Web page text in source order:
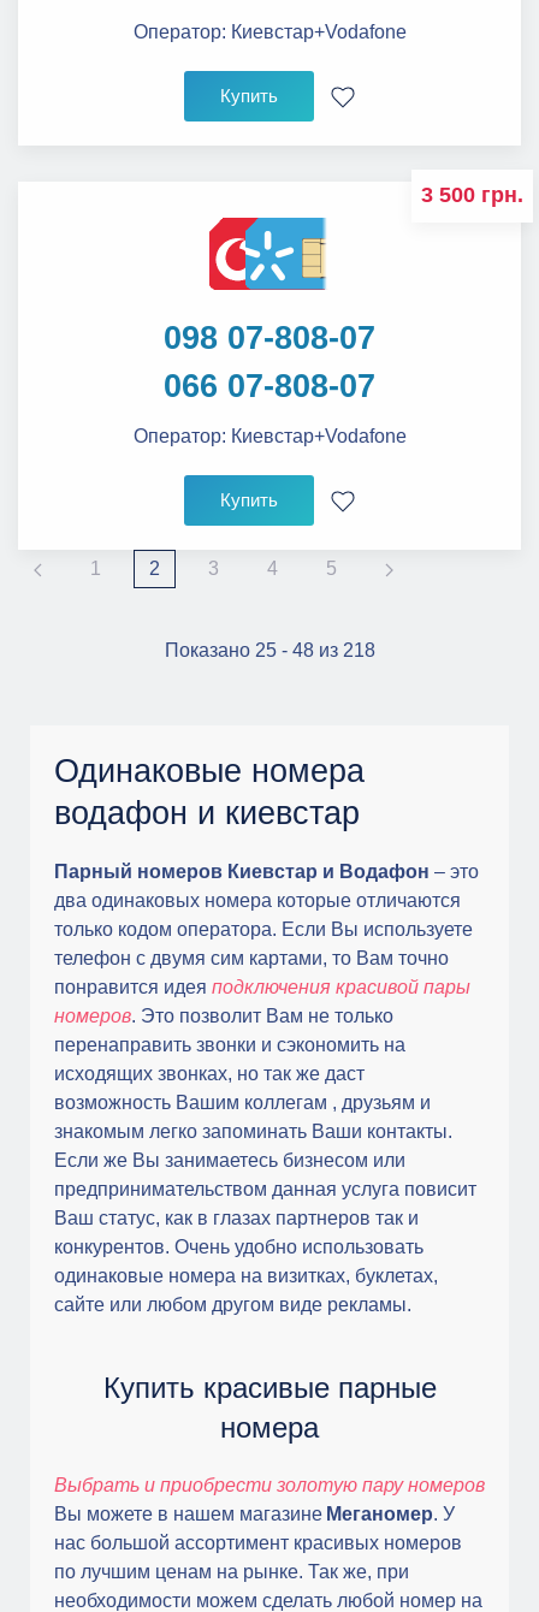
Оператор: Киевстар+Vodafone
Купить
098 07-808-07
066 07-808-07
3 500 грн.
Оператор: Киевстар+Vodafone
Купить
1 2 3 4 5
Показано 25 - 48 из 218
Одинаковые номера
водафон и киевстар
Парный номеров Киевстар и Водафон – это
два одинаковых номера которые отличаются
только кодом оператора. Если Вы используете
телефон с двумя сим картами, то Вам точно
понравится идея подключения красивой пары
номеров. Это позволит Вам не только
перенаправить звонки и сэкономить на
исходящих звонках, но так же даст
возможность Вашим коллегам , друзьям и
знакомым легко запоминать Ваши контакты.
Если же Вы занимаетесь бизнесом или
предпринимательством данная услуга повисит
Ваш статус, как в глазах партнеров так и
конкурентов. Очень удобно использовать
одинаковые номера на визитках, буклетах,
сайте или любом другом виде рекламы.
Купить красивые парные
номера
Выбрать и приобрести золотую пару номеров
Вы можете в нашем магазине Меганомер. У
нас большой ассортимент красивых номеров
по лучшим ценам на рынке. Так же, при
необходимости можем сделать любой номер на